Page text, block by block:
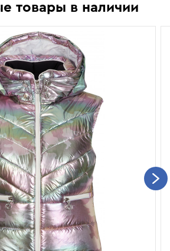
товары в наличии